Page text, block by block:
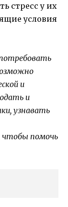
стресс у их
условия
и
и
узнавать
чтобы помочь